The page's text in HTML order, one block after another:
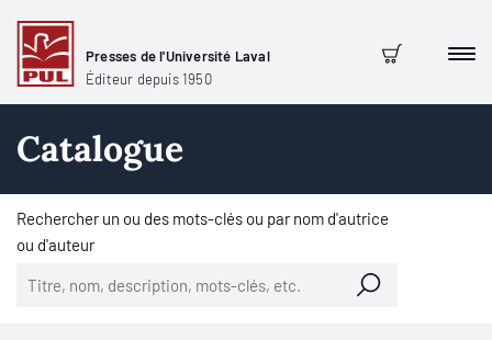
Presses de l'Université Laval
Éditeur depuis 1950
Panier
Catalogue
Rechercher un ou des mots-clés ou par nom d'autrice
ou d'auteur